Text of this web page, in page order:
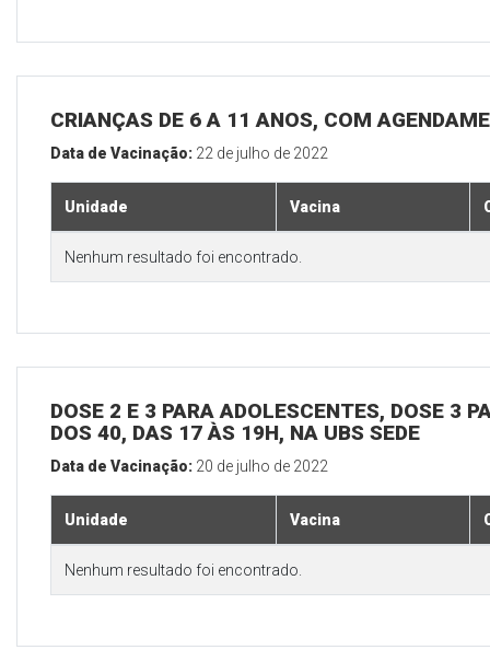
CRIANÇAS DE 6 A 11 ANOS, COM
Data de Vacinação: 22 de julho de 2022
Unidade Vacina
Nenhum resultado foi encontrado.
DOSE 2 E 3 PARA ADOLESCENTES, DOSE 3
DOS 40, DAS 17 ÀS 19H, NA UBS SEDE
Data de Vacinação: 20 de julho de 2022
Unidade Vacina
Nenhum resultado foi encontrado.